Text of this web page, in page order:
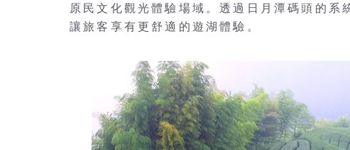
原民文化觀光體驗場域。透過日月潭碼頭的系
讓旅客享有更舒適的遊湖體驗。